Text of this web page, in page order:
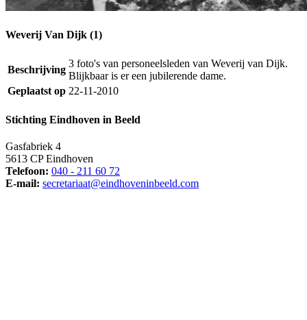
Weverij Van Dijk (1)
Beschrijving
3 foto's van personeelsleden van Weverij van Dijk.
Blijkbaar is er een jubilerende dame.
Geplaatst op 22-11-2010
Stichting Eindhoven in Beeld
Gasfabriek 4
5613 CP Eindhoven
Telefoon: 040 - 211 60 72
E-mail: secretariaat@eindhoveninbeeld.com